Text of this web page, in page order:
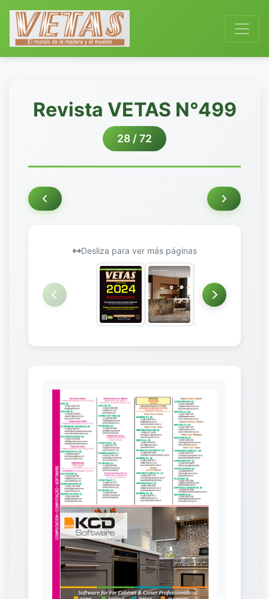
Revista VETAS N°499
28 / 72
Desliza para ver más páginas